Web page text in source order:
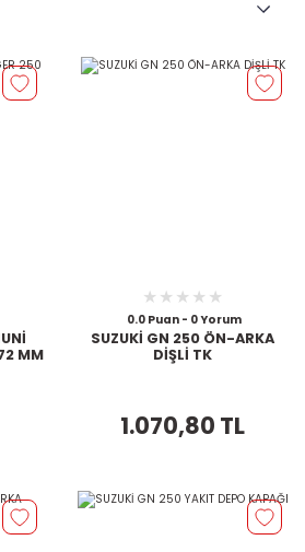
MM
0.0 Puan - 0 Yorum
SUZUKİ GN 250 ÖN-ARKA
DİŞLİ TK
1.070,80 TL